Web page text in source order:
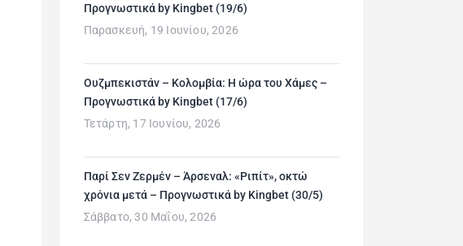
Προγνωστικά by Kingbet (19/6)
Παρασκευή, 19 Ιουνίου, 2026
Ουζμπεκιστάν – Κολομβία: Η ώρα του Χάμες –
Προγνωστικά by Kingbet (17/6)
Τετάρτη, 17 Ιουνίου, 2026
Παρί Σεν Ζερμέν – Άρσεναλ: «Ριπίτ», οκτώ
χρόνια μετά – Προγνωστικά by Kingbet (30/5)
Σάββατο, 30 Μαΐου, 2026